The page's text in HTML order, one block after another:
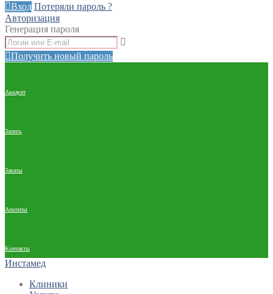
Вход Потеряли пароль ?
Авторизация
Генерация пароля
Получить новый пароль
Аккаунт
Запись
Заказы
Анализы
Контакты
Инстамед
Клиники